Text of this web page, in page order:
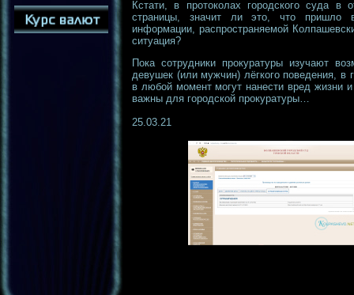
Кстати, в протоколах городского суда в
страницы, значит ли это, что пришло
информации, распространяемой
ситуация?
Пока сотрудники прокуратуры изучают
девушек (или мужчин) лёгкого поведения, в
в любой момент могут нанести вред жизни
важны для городской прокуратуры…
25.03.21